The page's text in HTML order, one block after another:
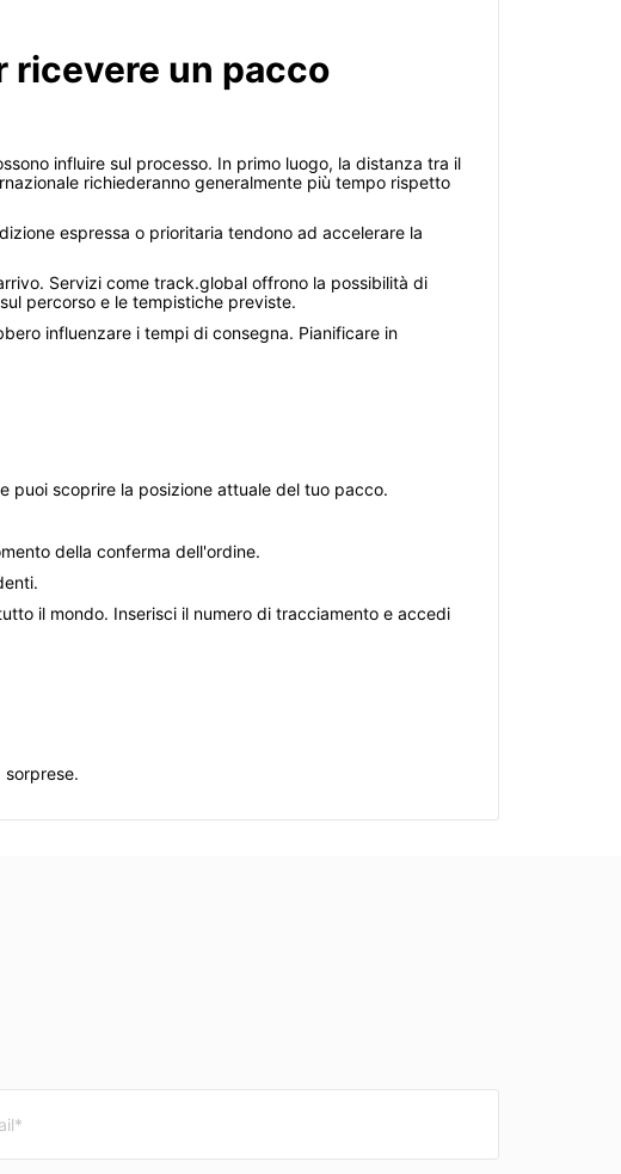
ricevere un pacco
influire sul processo. In primo luogo, la distanza tra il
richiederanno generalmente più tempo rispetto
espressa o prioritaria tendono ad accelerare la
Servizi come track.global offrono la possibilità di
percorso e le tempistiche previste.
influenzare i tempi di consegna. Pianificare in
puoi scoprire la posizione attuale del tuo pacco.
della conferma dell'ordine.
il mondo. Inserisci il numero di tracciamento e accedi